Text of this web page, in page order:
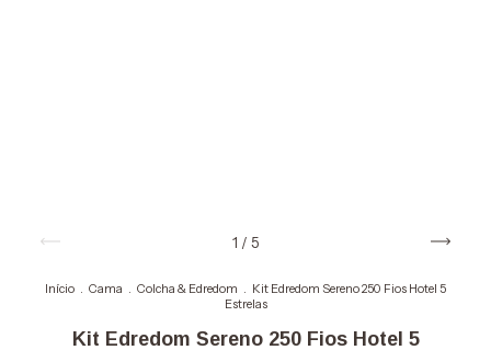
1 / 5
Início Cama Colcha & Edredom
Kit Edredom Sereno 250 Fios Hotel 5
Estrelas
Kit Edredom Sereno 250 Fios Hotel 5